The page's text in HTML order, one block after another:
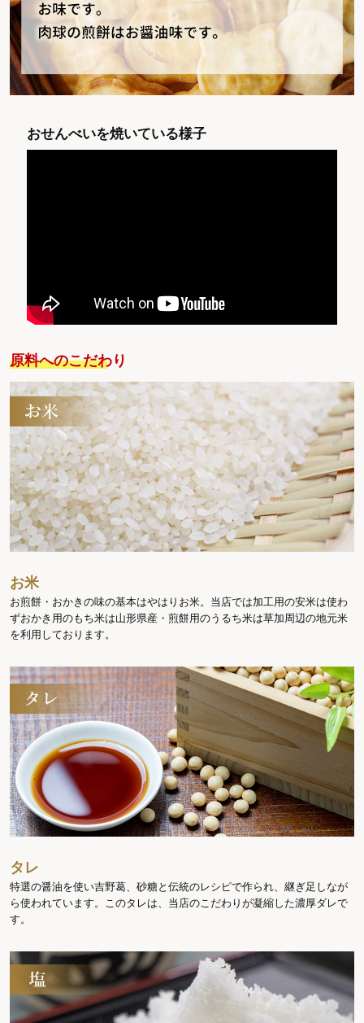
おせんべいを焼いている様子
原料へのこだわり
お米
お煎餅・おかきの味の基本はやはりお米。当店では加工用の安米は使わ
ずおかき用のもち米は山形県産・煎餅用のうるち米は草加周辺の地元米
を利用しております。
タレ
特選の醤油を使い吉野葛、砂糖と伝統のレシピで作られ、継ぎ足しなが
ら使われています。このタレは、当店のこだわりが凝縮した濃厚ダレで
す。